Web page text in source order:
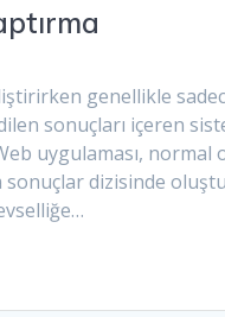
genellikle
sonuçları içeren
uygulaması,
dizisinde